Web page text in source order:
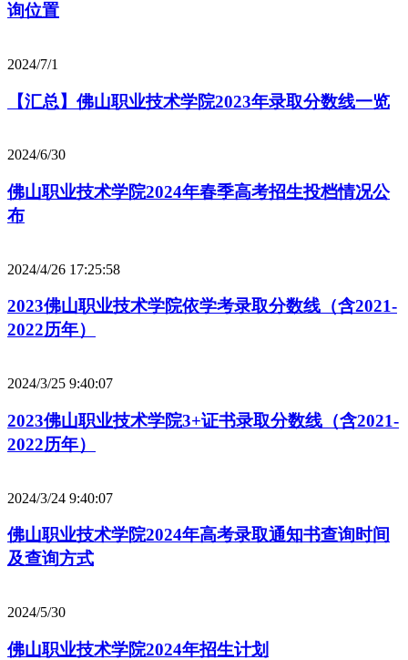
询位置
2024/7/1
【汇总】佛山职业技术学院2023年录取分数线一览
2024/6/30
佛山职业技术学院2024年春季高考招生投档情况公
布
2024/4/26 17:25:58
2023佛山职业技术学院依学考录取分数线（含2021-
2022历年）
2024/3/25 9:40:07
2023佛山职业技术学院3+证书录取分数线（含2021-
2022历年）
2024/3/24 9:40:07
佛山职业技术学院2024年高考录取通知书查询时间
及查询方式
2024/5/30
佛山职业技术学院2024年招生计划